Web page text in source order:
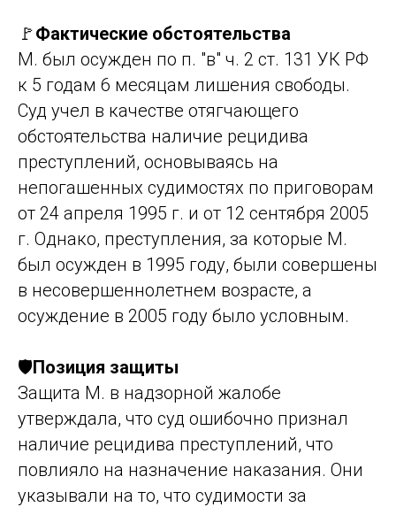
🚩Фактические обстоятельства
М. был осужден по п. "в" ч. 2 ст. 131 УК РФ
к 5 годам 6 месяцам лишения свободы.
Суд учел в качестве отягчающего
обстоятельства наличие рецидива
преступлений, основываясь на
непогашенных судимостях по приговорам
от 24 апреля 1995 г. и от 12 сентября 2005
г. Однако, преступления, за которые М.
был осужден в 1995 году, были совершены
в несовершеннолетнем возрасте, а
осуждение в 2005 году было условным.
🛡️Позиция защиты
Защита М. в надзорной жалобе
утверждала, что суд ошибочно признал
наличие рецидива преступлений, что
повлияло на назначение наказания. Они
указывали на то, что судимости за